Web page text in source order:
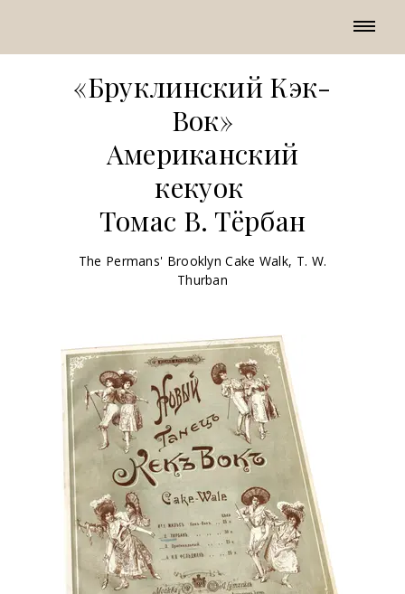
«Бруклинский Кэк-
Вок»
Американский
кекуок
Томас В. Тёрбан
The Permans' Brooklyn Cake Walk, T. W.
Thurban